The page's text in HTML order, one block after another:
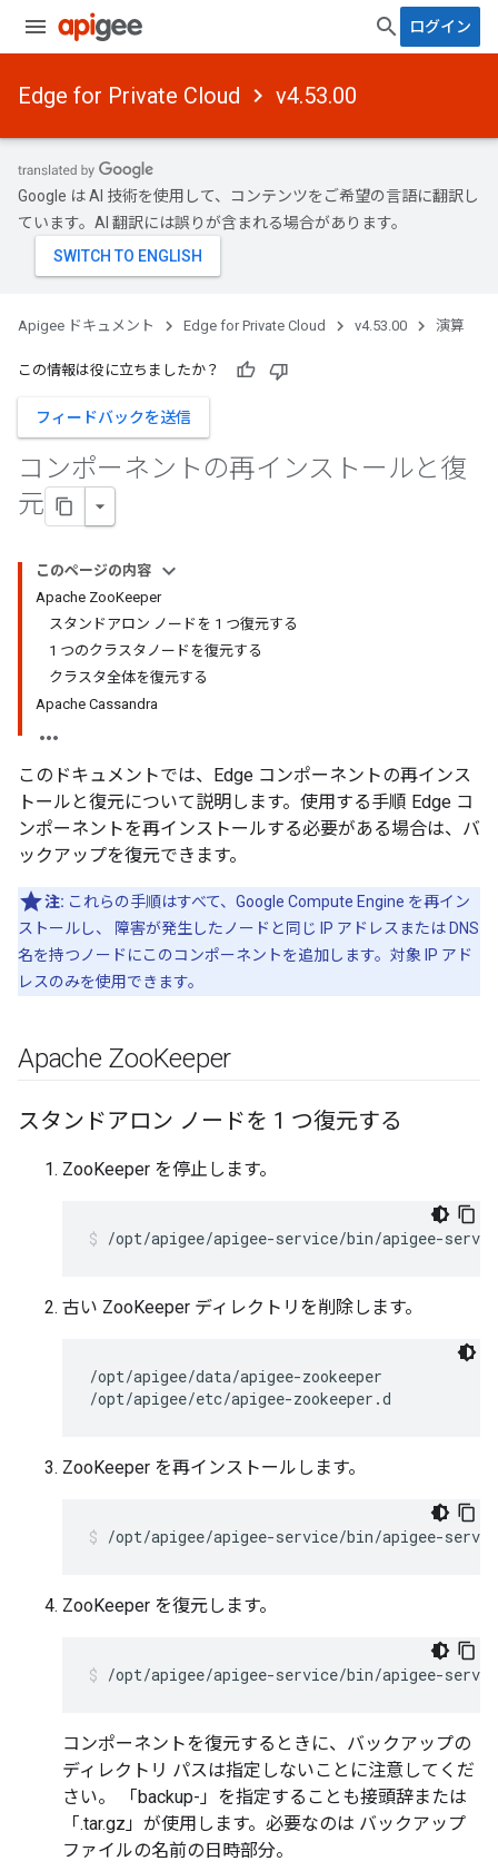
ログイン
Edge for Private Cloud v4.53.00
Google は AI 技術を使用して、コンテンツをご希望の言語に翻訳し
ています。AI 翻訳には誤りが含まれる場合があります。
Apigee ドキュメント Edge for Private Cloud v4.53.00 演算
この情報は役に立ちましたか？
フィードバックを送信
コンポーネントの再インストールと復
元
このページの内容
Apache ZooKeeper
スタンドアロン ノードを 1 つ復元する
1 つのクラスタノードを復元する
クラスタ全体を復元する
Apache Cassandra
このドキュメントでは、Edge コンポーネントの再インス
トールと復元について説明します。使用する手順 Edge コ
ンポーネントを再インストールする必要がある場合は、バ
ックアップを復元できます。
注: これらの手順はすべて、Google Compute Engine を再イン
ストールし、 障害が発生したノードと同じ IP アドレスまたは DNS
名を持つノードにこのコンポーネントを追加します。対象 IP アド
レスのみを使用できます。
Apache ZooKeeper
スタンドアロン ノードを 1 つ復元する
ZooKeeper を停止します。
/opt/apigee/apigee-service/bin/apigee-
古い ZooKeeper ディレクトリを削除します。
/opt/apigee/data/apigee-zookeeper
/opt/apigee/etc/apigee-zookeeper.d
ZooKeeper を再インストールします。
/opt/apigee/apigee-service/bin/apigee-
ZooKeeper を復元します。
/opt/apigee/apigee-service/bin/apigee-
コンポーネントを復元するときに、バックアップの
ディレクトリ パスは指定しないことに注意してくだ
さい。 「backup-」を指定することも接頭辞または
「.tar.gz」が使用します。必要なのは バックアップ
ファイルの名前の日時部分。